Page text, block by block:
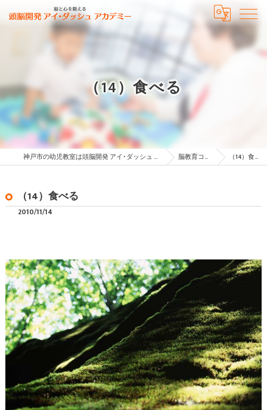
（14）食べる
神戸市の幼児教室は頭脳開発 アイ･ダッシュ アカデミー 脳教育コラム （14）食べる
（14）食べる
2010/11/14